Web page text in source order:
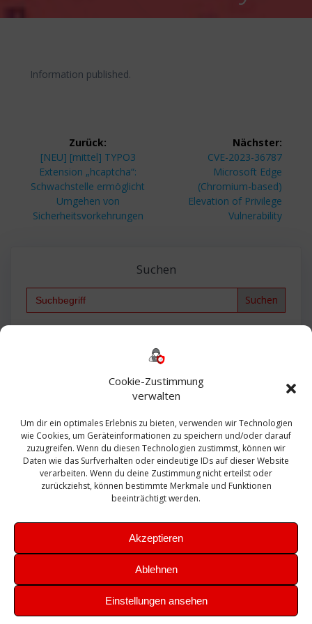
Cookie-Zustimmung
verwalten
Um dir ein optimales Erlebnis zu bieten, verwenden wir Technologien
wie Cookies, um Geräteinformationen zu speichern und/oder darauf
zuzugreifen. Wenn du diesen Technologien zustimmst, können wir
Daten wie das Surfverhalten oder eindeutige IDs auf dieser Website
verarbeiten. Wenn du deine Zustimmung nicht erteilst oder
zurückziehst, können bestimmte Merkmale und Funktionen
beeinträchtigt werden.
Akzeptieren
Ablehnen
Einstellungen ansehen
Information published.
Beitragsnavigation
Zurück:
Vorheriger
Beitrag:
[NEU] [mittel] TYPO3
Extension „hcaptcha“:
Schwachstelle ermöglicht
Umgehen von
Sicherheitsvorkehrungen
Nächster:
Nächster
Beitrag:
CVE-2023-36787
Microsoft Edge
(Chromium-based)
Elevation of Privilege
Vulnerability
Suchen
Search
Bautagebuch
Exchange firewall Fritzbox
Microsoft
Sanierung SBS Security Server Sicherheit
Sicherung SIEM Sophos SSL Ubuntu
Update Upgrade UTM VCenter VCSA Veeam
VMWare VPN WAZUH Windows
Zertifikat
Theme